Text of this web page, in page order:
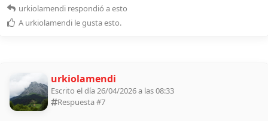
urkiolamendi respondió a esto
A urkiolamendi le gusta esto.
urkiolamendi
Escrito el día 26/04/2026 a las 08:33
Respuesta #7